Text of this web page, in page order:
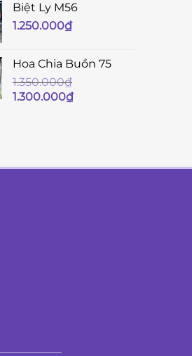
Biệt Ly M56
1.250.000₫
Hoa Chia Buồn 75
1.350.000₫
Giá
1.300.000₫Giá